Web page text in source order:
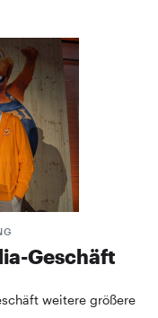
Geschäft
weitere größere